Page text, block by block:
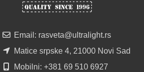
DIFUZOROM
POGLEDAJ
Email: rasveta@ultralight.rs
Matice srpske 4, 21000 Novi Sad
Mobilni: +381 69 510 6927